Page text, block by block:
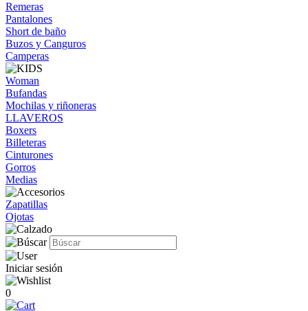
Remeras
Pantalones
Short de baño
Buzos y Canguros
Camperas
Woman
Bufandas
Mochilas y riñoneras
LLAVEROS
Boxers
Billeteras
Cinturones
Gorros
Medias
Zapatillas
Ojotas
Iniciar sesión
0